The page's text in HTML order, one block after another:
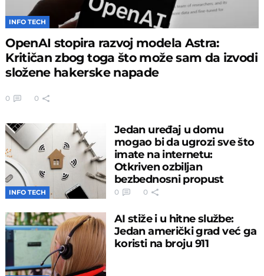
INFO TECH
OpenAI stopira razvoj modela Astra:
Kritičan zbog toga što može sam da izvodi
složene hakerske napade
0 0
INFO TECH
Jedan uređaj u domu
mogao bi da ugrozi sve što
imate na internetu:
Otkriven ozbiljan
bezbednosni propust
0 0
AI stiže i u hitne službe:
Jedan američki grad već ga
koristi na broju 911